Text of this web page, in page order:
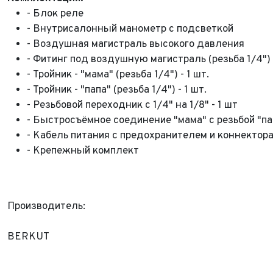
- Блок реле
- Внутрисалонный манометр с подсветкой
- Воздушная магистраль высокого давления
- Фитинг под воздушную магистраль (резьба 1/4")
- Тройник - "мама" (резьба 1/4") - 1 шт.
- Тройник - "папа" (резьба 1/4") - 1 шт.
- Резьбовой переходник с 1/4" на 1/8" - 1 шт
- Быстросъёмное соединение "мама" с резьбой
- Кабель питания с предохранителем и
- Крепежный комплект
Производитель:
BERKUT
ФИО*